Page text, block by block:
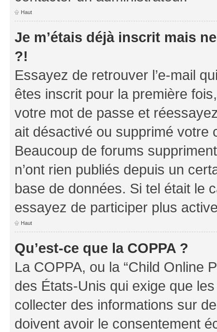
Haut
Je m’étais déjà inscrit mais
?!
Essayez de retrouver l’e-mail
êtes inscrit pour la première
votre mot de passe et
ait désactivé ou supprimé votre
Beaucoup de forums
n’ont rien publiés depuis un
base de données. Si tel était le
essayez de participer plus
Haut
Qu’est-ce que la COPPA ?
La COPPA, ou la “Child Online
des États-Unis qui exige que
collecter des informations sur
doivent avoir le consentement